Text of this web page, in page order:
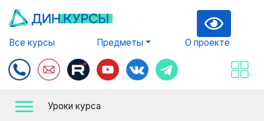
Все курсы Предметы О проекте
Уроки курса